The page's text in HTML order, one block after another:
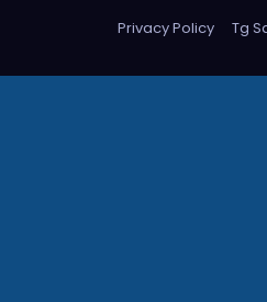
Privacy Policy
Tg